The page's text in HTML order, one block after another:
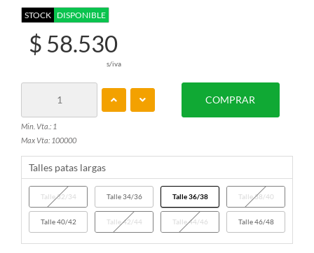
STOCK DISPONIBLE
$ 58.530
s/iva
Min. Vta.: 1
Max Vta: 100000
COMPRAR
Talles patas largas
Talle 32/34 Talle 34/36 Talle 36/38 Talle 38/40
Talle 40/42 Talle 42/44 Talle 44/46 Talle 46/48